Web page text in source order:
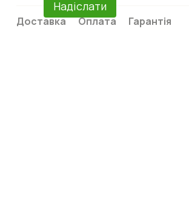
Надіслати
Доставка Оплата Гарантія